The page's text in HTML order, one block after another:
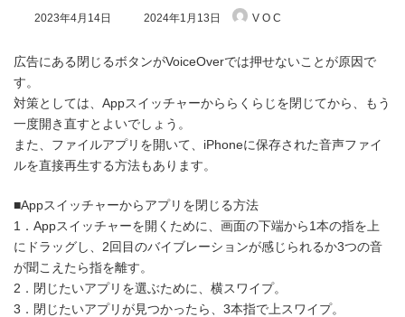
2023年4月14日
最
新
:
2024年1月13日 V O C
広告にある閉じるボタンがVoiceOverでは押せないことが原因で
す。
対策としては、Appスイッチャーかららくらじを閉じてから、もう
一度開き直すとよいでしょう。
また、ファイルアプリを開いて、iPhoneに保存された音声ファイ
ルを直接再生する方法もあります。
■Appスイッチャーからアプリを閉じる方法
1．Appスイッチャーを開くために、画面の下端から1本の指を上
にドラッグし、2回目のバイブレーションが感じられるか3つの音
が聞こえたら指を離す。
2．閉じたいアプリを選ぶために、横スワイプ。
3．閉じたいアプリが見つかったら、3本指で上スワイプ。